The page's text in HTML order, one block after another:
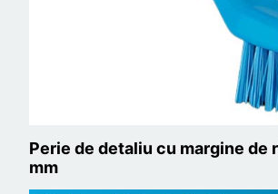
Perie de detaliu cu margine de
mm